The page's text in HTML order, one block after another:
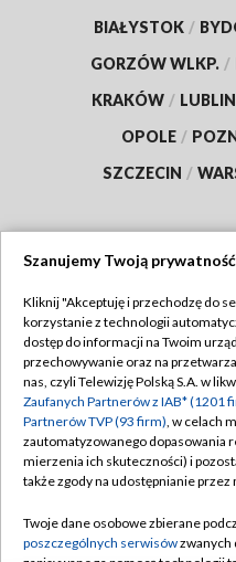
BIAŁYSTOK /
GORZÓW WLKP. /
KRAKÓW / LUBLIN
OPOLE /
SZCZECIN /
Abonament TVP
Emisja w TVP
Centrum informacji TVP
Naziemna Telewizja
Rada Programowa
Szanujemy Twoją prywatność
Kliknij "Akceptuję i przechodzę do
korzystanie z technologii
dostęp do informacji na Twoim
przechowywanie oraz na
nas, czyli Telewizję Polską S.A. w
Zaufanych Partnerów z IAB* (1201
Partnerów TVP (93 firm), w celach
zautomatyzowanego dopasowania
mierzenia ich skuteczności) i
także zgody na udostępnianie przez
Twoje dane osobowe zbierane
poszczególnych serwisówzwanych